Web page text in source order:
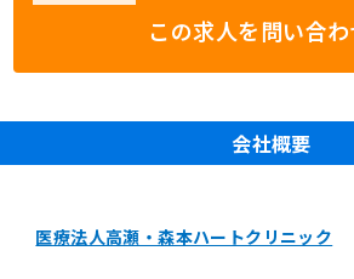
この求人を問い合
会社概要
医療法人高瀬・森本ハートクリニック